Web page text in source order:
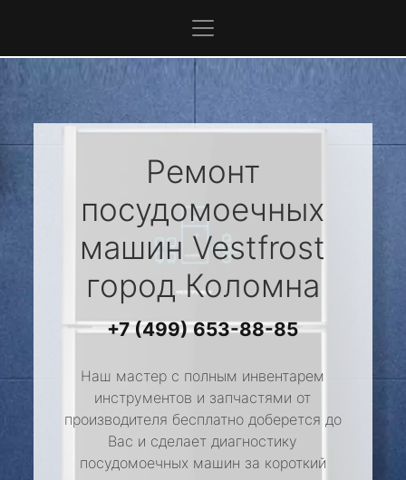
Ремонт
посудомоечных
машин Vestfrost
город Коломна
+7 (499) 653-88-85
Наш мастер с полным инвентарем
инструментов и запчастями от
производителя бесплатно доберется до
Вас и сделает диагностику
посудомоечных машин за короткий